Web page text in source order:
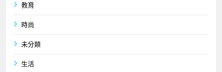
教育
時尚
未分類
生活